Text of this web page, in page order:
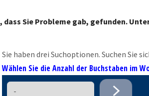
Sie Probleme gab, gefunden.
Sie haben drei Suchoptionen. Suchen Sie
Wählen Sie die Anzahl der Buchstaben im